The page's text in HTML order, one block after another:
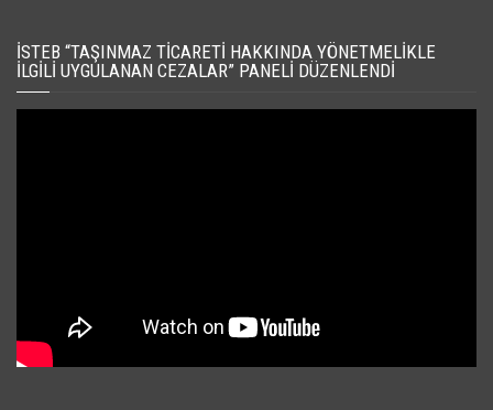
İSTEB “TAŞINMAZ TICARETI HAKKINDA YÖNETMELIKLE
İLGILI UYGULANAN CEZALAR” PANELI DÜZENLENDI